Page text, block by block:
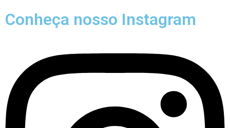
Conheça nosso Instagram